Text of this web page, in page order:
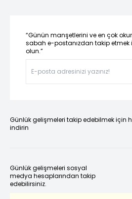
“Günün manşetlerini ve en çok
sabah e-postanızdan takip etmek
olun.”
Günlük gelişmeleri takip edebilmek için
indirin
Günlük gelişmeleri sosyal
medya hesaplarından takip
edebilirsiniz.